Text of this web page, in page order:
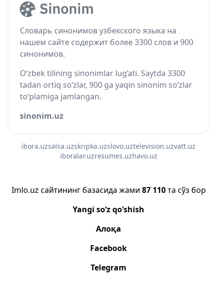
Словарь синонимов узбекского языка на
нашем сайте содержит более 3300 слов и 900
синонимов.
O‘zbek tilining sinonimlar lug‘ati. Saytda 3300
tadan ortiq so‘zlar, 900 ga yaqin sinonim so‘zlar
to‘plamiga jamlangan.
sinonim.uz
ibora.uzsalsa.uzskripka.uzslovo.uztelevision.uzvatt.uz
iboralar.uzresumes.uzhavo.uz
Imlo.uz сайтининг базасида жами 87 110та сўз бор
Yangi so‘z qo‘shish
Алоқа
Facebook
Telegram